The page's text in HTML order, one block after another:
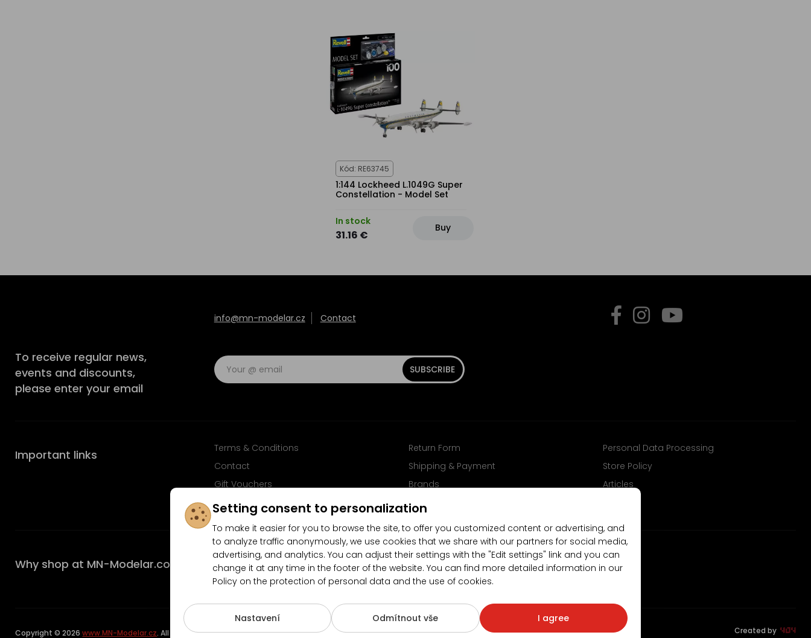
Kód: RE63745
1:144 Lockheed L.1049G Super
Constellation - Model Set
In stock
31.16 €
Buy
info@mn-modelar.cz Contact
To receive regular news,
events and discounts,
please enter your email
SUBSCRIBE
Important links Terms & Conditions Return Form
Personal Data Processing
Contact
Shipping & Payment
Store Policy
Gift Vouchers
Brands
Articles
FAQ
Follow us on Facebook
Why shop at MN-Modelar.com
4.9/5 (10481x) 4.5/5(189x)
Copyright © 2026www.MN-Modelar.cz. All rights reserved. Created by
Setting consent to personalization
To make it easier for you to browse the site, to offer you customized content or advertising, and
to analyze traffic anonymously, we use cookies that we share with our partners for social media,
advertising, and analytics. You can adjust their settings with the "Edit settings" link and you can
change it at any time in the footer of the website. You can find more detailed information in our
Policy on the protection of personal data and the use of cookies.
Nastavení Odmítnout vše I agree